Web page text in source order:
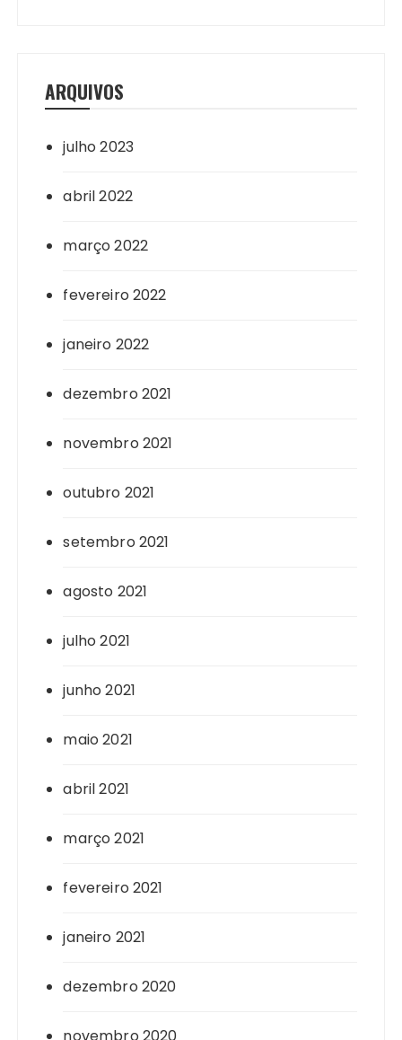
ARQUIVOS
julho 2023
abril 2022
março 2022
fevereiro 2022
janeiro 2022
dezembro 2021
novembro 2021
outubro 2021
setembro 2021
agosto 2021
julho 2021
junho 2021
maio 2021
abril 2021
março 2021
fevereiro 2021
janeiro 2021
dezembro 2020